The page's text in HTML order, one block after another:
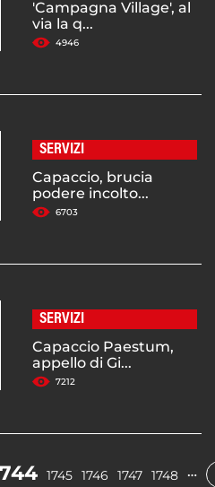
'Campagna Village', al
via la q...
4946
SERVIZI
Capaccio, brucia
podere incolto...
6703
SERVIZI
Capaccio Paestum,
appello di Gi...
7212
1745 1746 1747 1748 …